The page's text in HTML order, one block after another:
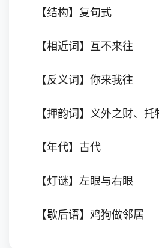
【结构】复句式
【相近词】互不来往
【反义词】你来我往
【押韵词】义外之财、
【年代】古代
【灯谜】左眼与右眼
【歇后语】鸡狗做邻居